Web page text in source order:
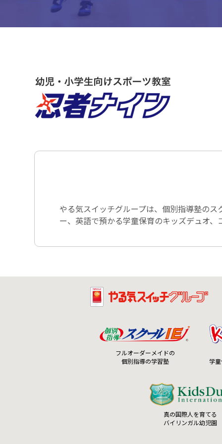
やる気スイッチグループは、個別指導塾の
ー、英語で預かる学童保育のキッズデュオ
フルオーダーメイドの
個別指導の学習塾
学
真の国際人を育てる
バイリンガル幼児園